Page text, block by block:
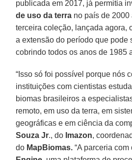
publicada em 2017, já permitia
de uso da terra no país de 2000
terceira coleção, lançada agora,
a extensão do período que pode
cobrindo todos os anos de 1985
“Isso só foi possível porque nós
instituições com cientistas
biomas brasileiros a
remoto, em uso da terra, em
geográficas e em ciência da
Souza Jr., do Imazon,
do MapBiomas. “A parceria